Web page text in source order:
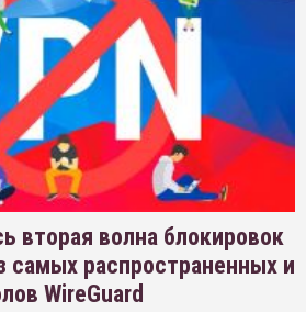
вторая волна блокировок
самых распространенных и
WireGuard